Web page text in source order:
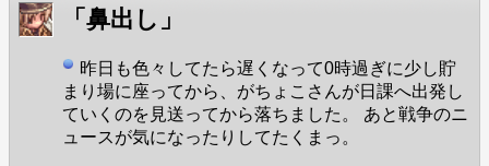
「鼻出し」
昨日も色々してたら遅くなって0時過ぎに少し貯
まり場に座ってから、がちょこさんが日課へ出発し
ていくのを見送ってから落ちました。 あと戦争のニ
ュースが気になったりしてたくまっ。